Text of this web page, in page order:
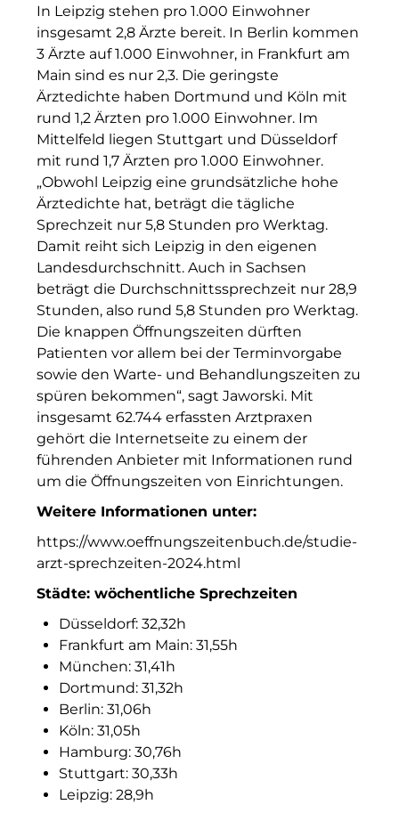
Hausbank München
Hotel Königshof München GmbH & Co. KG
INAI
Initiative Central Quartier
Interhyp
KERNenergie GmbH
Kollitsch Invest
Lenbachhaus
LNGVTY
magna asset management ag
Malerei & Auftragsmalerei Nikolaus Kriese
MünchenBau
Munich Airport Business Park
Münchner Wohnen
Münchner Wohnen
National Center for Waste Management
Neuhausen Neudenken
Optima_Hammer
PAULUS Immobiliengruppe
Pembroke
Quartier am Bahnhof Taufkirchen
In Leipzig stehen pro 1.000 Einwohner
insgesamt 2,8 Ärzte bereit. In Berlin kommen
3 Ärzte auf 1.000 Einwohner, in Frankfurt am
Main sind es nur 2,3. Die geringste
Ärztedichte haben Dortmund und Köln mit
rund 1,2 Ärzten pro 1.000 Einwohner. Im
Mittelfeld liegen Stuttgart und Düsseldorf
mit rund 1,7 Ärzten pro 1.000 Einwohner.
„Obwohl Leipzig eine grundsätzliche hohe
Ärztedichte hat, beträgt die tägliche
Sprechzeit nur 5,8 Stunden pro Werktag.
Damit reiht sich Leipzig in den eigenen
Landesdurchschnitt. Auch in Sachsen
beträgt die Durchschnittssprechzeit nur 28,9
Stunden, also rund 5,8 Stunden pro Werktag.
Die knappen Öffnungszeiten dürften
Patienten vor allem bei der Terminvorgabe
sowie den Warte- und Behandlungszeiten zu
spüren bekommen“, sagt Jaworski. Mit
insgesamt 62.744 erfassten Arztpraxen
gehört die Internetseite zu einem der
führenden Anbieter mit Informationen rund
um die Öffnungszeiten von Einrichtungen.
Weitere Informationen unter:
https://www.oeffnungszeitenbuch.de/studie-
arzt-sprechzeiten-2024.html
Städte: wöchentliche Sprechzeiten
Düsseldorf: 32,32h
Frankfurt am Main: 31,55h
München: 31,41h
Dortmund: 31,32h
Berlin: 31,06h
Köln: 31,05h
Hamburg: 30,76h
Stuttgart: 30,33h
Leipzig: 28,9h